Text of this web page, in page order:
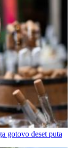
gotovo deset puta